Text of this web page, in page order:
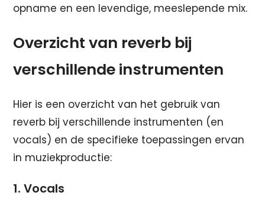
opname en een levendige, meeslepende mix.
Overzicht van reverb bij
verschillende instrumenten
Hier is een overzicht van het gebruik van
reverb bij verschillende instrumenten (en
vocals) en de specifieke toepassingen ervan
in muziekproductie:
1. Vocals